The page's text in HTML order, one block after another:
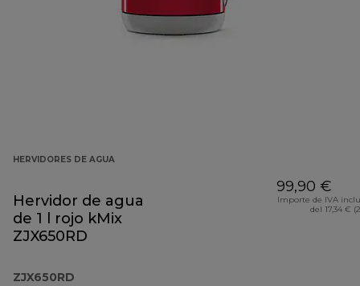
HERVIDORES DE AGUA
Hervidor de agua
de 1 l rojo kMix
ZJX650RD
ZJX650RD
99,90 €
Importe de IVA
del 17,34 €